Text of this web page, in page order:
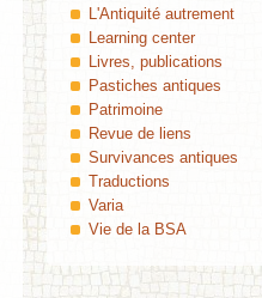
L'Antiquité autrement
Learning center
Livres, publications
Pastiches antiques
Patrimoine
Revue de liens
Survivances antiques
Traductions
Varia
Vie de la BSA